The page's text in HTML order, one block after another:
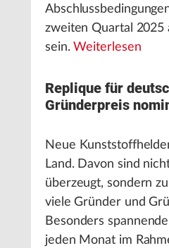
zweiten Quartal 2025
sein.Weiterlesen
Replique für
Gründerpreis
Neue
Land. Davon sind
überzeugt, sondern
viele Gründer und
Besonders
jeden Monat im